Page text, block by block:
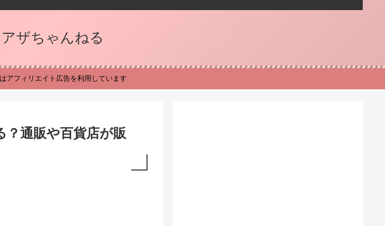
ザちゃんねる
アフィリエイト広告を利用しています
通販や百貨店が販